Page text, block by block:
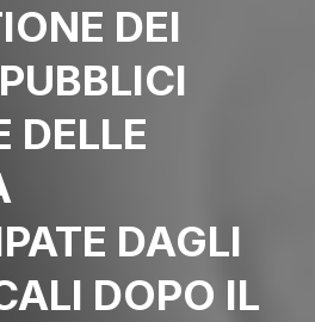
DEI
DELLE
DAGLI
DOPO IL